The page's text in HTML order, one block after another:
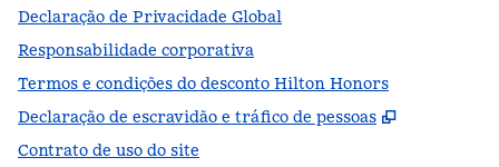
Declaração de Privacidade Global
Responsabilidade corporativa
Termos e condições do desconto Hilton Honors
Declaração de escravidão e tráfico de pessoas
,
Contrato de uso do site